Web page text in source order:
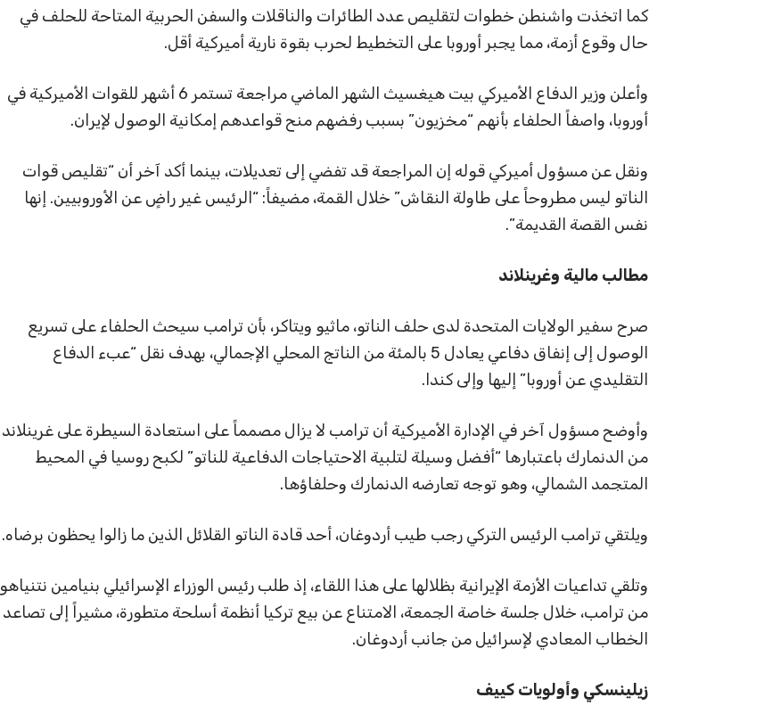
كما اتخذت واشنطن خطوات لتقليص عدد الطائرات والناقلات والسفن الحربية المتاحة للحلف في
حال وقوع أزمة، مما يجبر أوروبا على التخطيط لحرب بقوة نارية أميركية أقل.
وأعلن وزير الدفاع الأميركي بيت هيغسيث الشهر الماضي مراجعة تستمر 6 أشهر للقوات الأميركية في
أوروبا، واصفاً الحلفاء بأنهم “مخزيون” بسبب رفضهم منح قواعدهم إمكانية الوصول لإيران.
ونقل عن مسؤول أميركي قوله إن المراجعة قد تفضي إلى تعديلات، بينما أكد آخر أن “تقليص قوات
الناتو ليس مطروحاً على طاولة النقاش” خلال القمة، مضيفاً: “الرئيس غير راضٍ عن الأوروبيين. إنها
نفس القصة القديمة”.
مطالب مالية وغرينلاند
صرح سفير الولايات المتحدة لدى حلف الناتو، ماثيو ويتاكر، بأن ترامب سيحث الحلفاء على تسريع
الوصول إلى إنفاق دفاعي يعادل 5 بالمئة من الناتج المحلي الإجمالي، بهدف نقل “عبء الدفاع
التقليدي عن أوروبا” إليها وإلى كندا.
وأوضح مسؤول آخر في الإدارة الأميركية أن ترامب لا يزال مصمماً على استعادة السيطرة على غرينلاند
من الدنمارك باعتبارها “أفضل وسيلة لتلبية الاحتياجات الدفاعية للناتو” لكبح روسيا في المحيط
المتجمد الشمالي، وهو توجه تعارضه الدنمارك وحلفاؤها.
ويلتقي ترامب الرئيس التركي رجب طيب أردوغان، أحد قادة الناتو القلائل الذين ما زالوا يحظون برضاه.
وتلقي تداعيات الأزمة الإيرانية بظلالها على هذا اللقاء، إذ طلب رئيس الوزراء الإسرائيلي بنيامين نتنياهو
من ترامب، خلال جلسة خاصة الجمعة، الامتناع عن بيع تركيا أنظمة أسلحة متطورة، مشيراً إلى تصاعد
الخطاب المعادي لإسرائيل من جانب أردوغان.
زيلينسكي وأولويات كييف